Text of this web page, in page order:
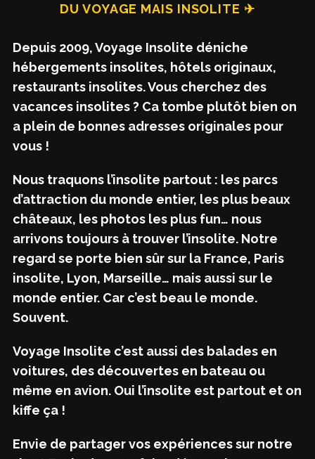
DU VOYAGE MAIS INSOLITE ✈
Depuis 2009, Voyage Insolite déniche
hébergements insolites, hôtels originaux,
restaurants insolites. Vous cherchez des
vacances insolites ? Ca tombe plutôt bien on
a plein de bonnes adresses originales pour
vous !
Nous traquons l’insolite partout : les parcs
d’attraction du monde entier, les plus beaux
châteaux, les photos les plus fun… nous
arrivons toujours à trouver l’insolite. Notre
regard se porte bien sûr sur la France, Paris
insolite, Lyon, Marseille… mais aussi sur le
monde entier. Car c’est beau le monde.
Souvent.
Voyage Insolite c’est aussi des balades en
voitures, des découvertes en bateau ou
même en avion. Oui l’insolite est partout et on
kiffe ça !
Envie de partager vos expériences sur notre